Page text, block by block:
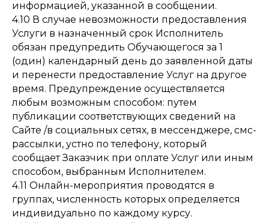
информацией, указанной в сообщении.
4.10 В случае невозможности предоставления
Услуги в назначенный срок Исполнитель
обязан предупредить Обучающегося за 1
(один) календарный день до заявленной даты
и перенести предоставление Услуг на другое
время. Предупреждение осуществляется
любым возможным способом: путем
публикации соответствующих сведений на
Сайте /в социальных сетях, в мессенджере, смс-
рассылки, устно по телефону, который
сообщает Заказчик при оплате Услуг или иным
способом, выбранным Исполнителем.
4.11 Онлайн-мероприятия проводятся в
группах, численность которых определяется
индивидуально по каждому курсу.